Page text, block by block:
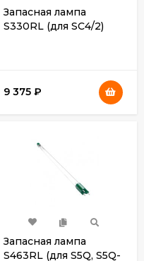
Запасная лампа
S330RL (для SC4/2)
9 375 ₽
Запасная лампа
S463RL (для S5Q, S5Q-